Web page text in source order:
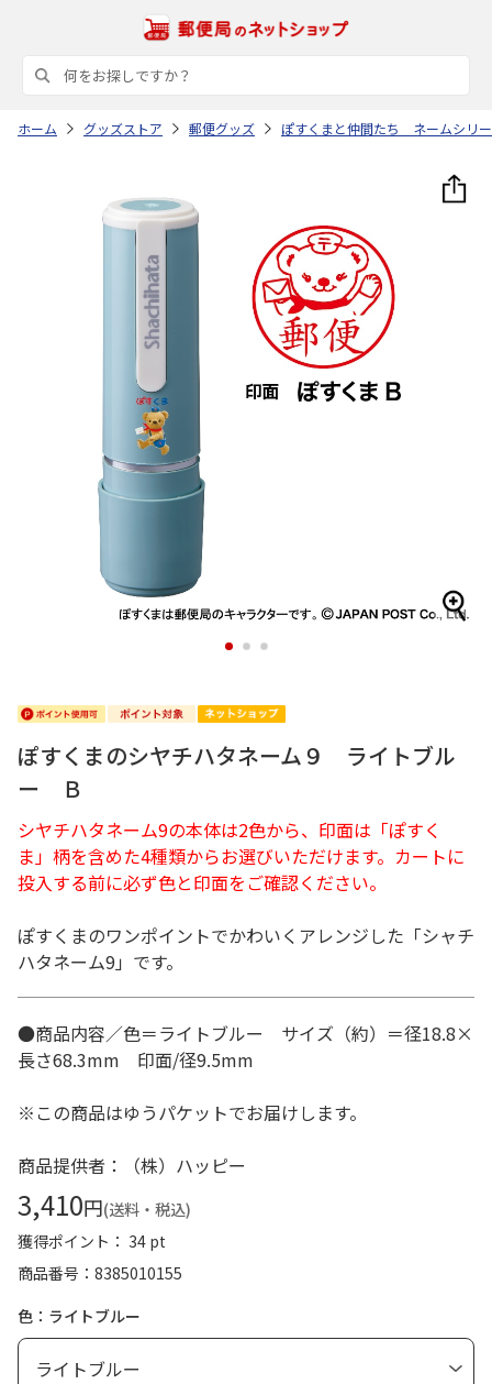
ホーム グッズストア 郵便グッズ ぽすくまと仲間たち ネームシリ
1 2 3
ぽすくまのシヤチハタネーム９ ライトブル
ー Ｂ
シヤチハタネーム9の本体は2色から、印面は「ぽすく
ま」柄を含めた4種類からお選びいただけます。カートに
投入する前に必ず色と印面をご確認ください。
ぽすくまのワンポイントでかわいくアレンジした「シャチ
ハタネーム9」です。
●商品内容／色＝ライトブルー サイズ（約）＝径18.8×
長さ68.3mm 印面/径9.5mm
※この商品はゆうパケットでお届けします。
商品提供者：（株）ハッピー
3,410円(送料・税込)
獲得ポイント： 34 pt
商品番号
8385010155
色：ライトブルー